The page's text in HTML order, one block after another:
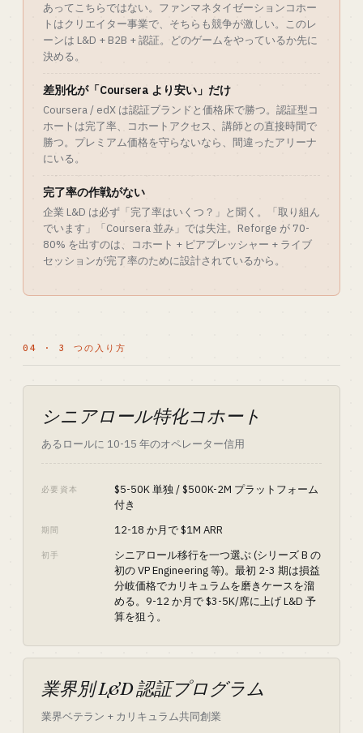
あってこちらではない。ファンマネタイゼーションコホー
トはクリエイター事業で、そちらも競争が激しい。このレ
ーンは L&D + B2B + 認証。どのゲームをやっているか先に
決める。
差別化が「Coursera より安い」だけ
Coursera / edX は認証ブランドと価格床で勝つ。認証型コ
ホートは完了率、コホートアクセス、講師との直接時間で
勝つ。プレミアム価格を守らないなら、間違ったアリーナ
にいる。
完了率の作戦がない
企業 L&D は必ず「完了率はいくつ？」と聞く。「取り組ん
でいます」「Coursera 並み」では失注。Reforge が 70-
80% を出すのは、コホート + ピアプレッシャー + ライブ
セッションが完了率のために設計されているから。
04 · 3 つの入り方
シニアロール特化コホート
あるロールに 10-15 年のオペレーター信用
必要資本
$5-50K 単独 / $500K-2M プラットフォーム
付き
期間 12-18 か月で $1M ARR
初手
シニアロール移行を一つ選ぶ (シリーズ B の
初の VP Engineering 等)。最初 2-3 期は損益
分岐価格でカリキュラムを磨きケースを溜
める。9-12 か月で $3-5K/席に上げ L&D 予
算を狙う。
業界別 L&D 認証プログラム
業界ベテラン + カリキュラム共同創業